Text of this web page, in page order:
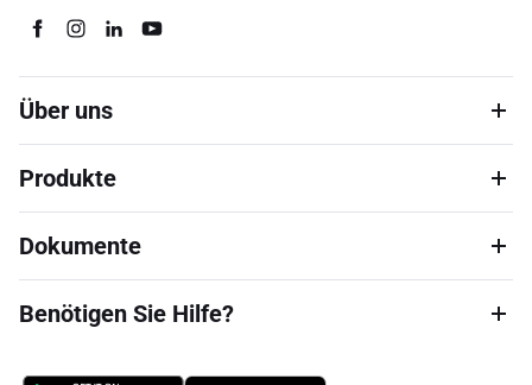
Über uns
Produkte
Dokumente
Benötigen Sie Hilfe?